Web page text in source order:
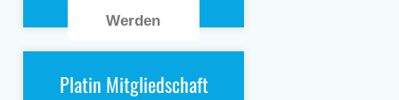
Werden
Platin Mitgliedschaft